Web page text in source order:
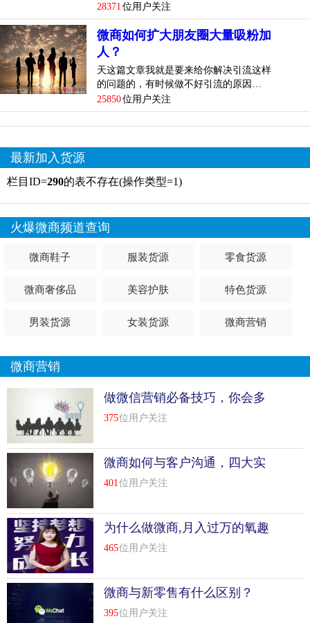
28371 位用户关注
微商如何扩大朋友圈大量吸粉加
人？
天这篇文章我就是要来给你解决引流这样
的问题的，有时候做不好引流的原因…
25850位用户关注
最新加入货源
栏目ID=290的表不存在(操作类型=1)
火爆微商频道查询
微商鞋子 服装货源 零食货源
微商奢侈品 美容护肤 特色货源
男装货源 女装货源 微商营销
微商营销
做微信营销必备技巧，你会多
少
375位用户关注
微商如何与客户沟通，四大实
用沟通技巧分享
401位用户关注
为什么做微商,月入过万的氧趣
微商宝妈吴梦萱战略分享
465位用户关注
微商与新零售有什么区别？
395位用户关注